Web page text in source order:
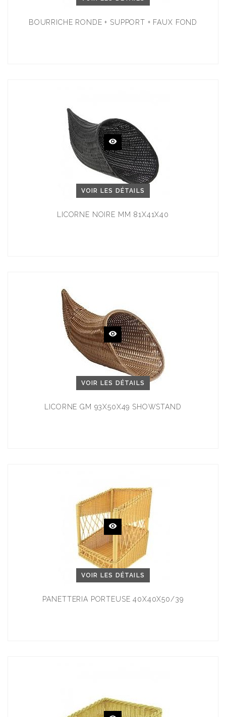
BOURRICHE RONDE + SUPPORT + FAUX FOND
VOIR LES DÉTAILS
LICORNE NOIRE MM 81X41X40
VOIR LES DÉTAILS
LICORNE GM 93X50X49 SHOWSTAND
VOIR LES DÉTAILS
PANETTERIA PORTEUSE 40X40X50/39